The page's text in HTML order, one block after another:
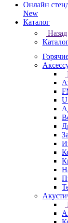
Онлайн
New
Каталог
Назад